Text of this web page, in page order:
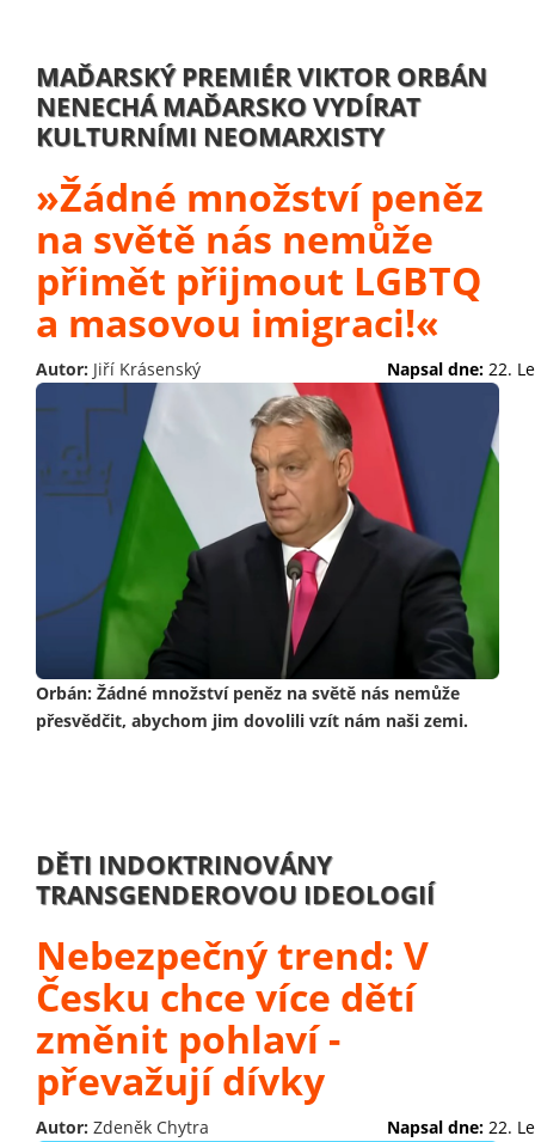
MAĎARSKÝ PREMIÉR VIKTOR ORBÁN
NENECHÁ MAĎARSKO VYDÍRAT
KULTURNÍMI NEOMARXISTY
»Žádné množství peněz
na světě nás nemůže
přimět přijmout LGBTQ
a masovou imigraci!«
Autor: Jiří Krásenský Napsal dne: 22.
Orbán: Žádné množství peněz na světě nás nemůže
přesvědčit, abychom jim dovolili vzít nám naši zemi.
DĚTI INDOKTRINOVÁNY
TRANSGENDEROVOU IDEOLOGIÍ
Nebezpečný trend: V
Česku chce více dětí
změnit pohlaví -
převažují dívky
Autor: Zdeněk Chytra Napsal dne: 22.